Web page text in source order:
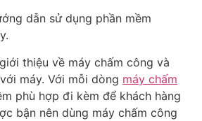
dẫn sử dụng phần mềm
thiệu về máy chấm công và
máy. Với mỗi dòng máy chấm
phù hợp đi kèm để khách hàng
bận nên dùng máy chấm công